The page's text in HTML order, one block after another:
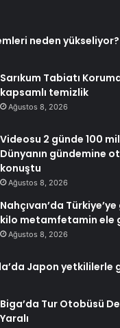
neden yükseliyor?
Sarıkum Tabiatı
kapsamlı temizlik
Ağustos 8, 2026
Videosu 2 günde 100
Dünyanın gündemine
konuştu
Ağustos 8, 2026
Nahçıvan’da
kilo metamfetamin ele
Ağustos 8, 2026
Japon yetkililerle
Biga’da Tur Otobüsü
Yaralı